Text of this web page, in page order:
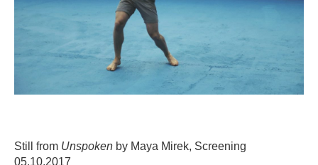
Still from Unspoken by Maya Mirek, Screening
05.10.2017